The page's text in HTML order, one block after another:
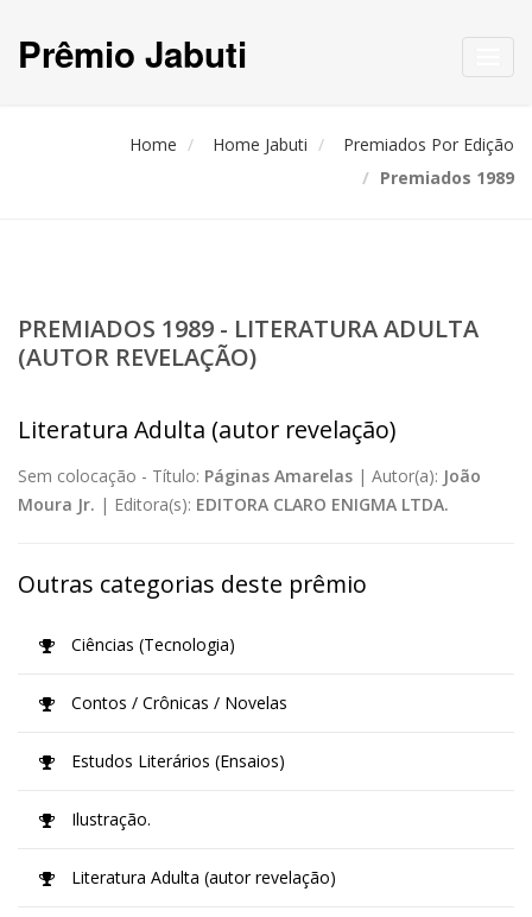
Prêmio Jabuti
Home Home Jabuti
Premiados Por Edição
Premiados 1989
PREMIADOS 1989 - LITERATURA ADULTA
(AUTOR REVELAÇÃO)
Literatura Adulta (autor revelação)
Sem colocação - Título: Páginas Amarelas | Autor(a): João
Moura Jr. | Editora(s): EDITORA CLARO ENIGMA LTDA.
Outras categorias deste prêmio
Ciências (Tecnologia)
Contos / Crônicas / Novelas
Estudos Literários (Ensaios)
Ilustração.
Literatura Adulta (autor revelação)